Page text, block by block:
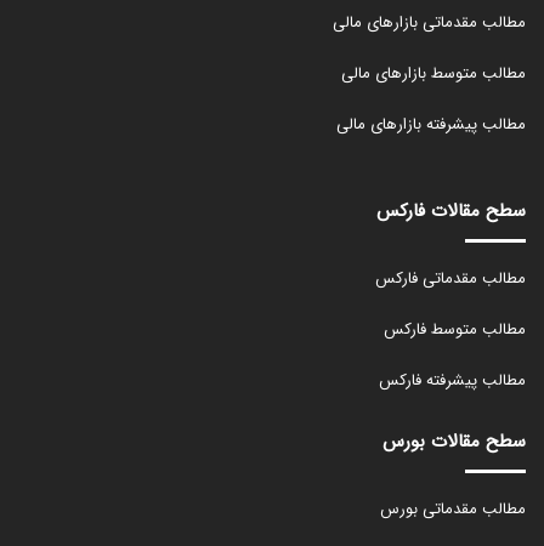
مطالب مقدماتی بازارهای مالی
مطالب متوسط بازارهای مالی
مطالب پیشرفته بازارهای مالی
سطح مقالات فارکس
مطالب مقدماتی فارکس
مطالب متوسط فارکس
مطالب پیشرفته فارکس
سطح مقالات بورس
مطالب مقدماتی بورس